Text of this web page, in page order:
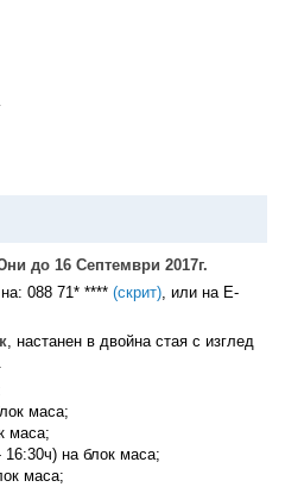
маса в ресторанта и терасата към
- варени, бъркани и на очи,
сладко, маслини, лютеница,
и кисело мляко, чай и
трапезна вода и сокове от
в ресторанта и терасата към
гарнитури, сосове, картофи -
продукти, пици, спагети,
и интернационална кухня с
вегетариански ястия, десерти -
торта, тулумбички, саралии,
според сезона и 2 - 3 вида
до 16 Септември 2017г.
088 71* **** (скрит), или на E-
, настанен в двойна стая с изглед
маса;
маса;
16:30ч) на блок маса;
маса;